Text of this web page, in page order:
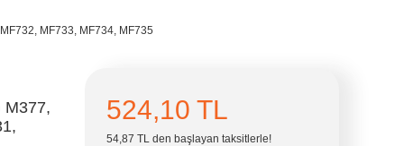
MF733, MF734, MF735
M377,
524,10 TL
54,87 TL den başlayan taksitlerle!